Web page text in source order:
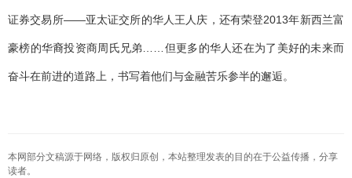
证券交易所——亚太证交所的华人王人庆，还有荣登2013年新西兰富
豪榜的华裔投资商周氏兄弟……但更多的华人还在为了美好的未来而
奋斗在前进的道路上，书写着他们与金融苦乐参半的邂逅。
本网部分文稿源于网络，版权归原创，本站整理发表的目的在于公益传播，分享
读者。